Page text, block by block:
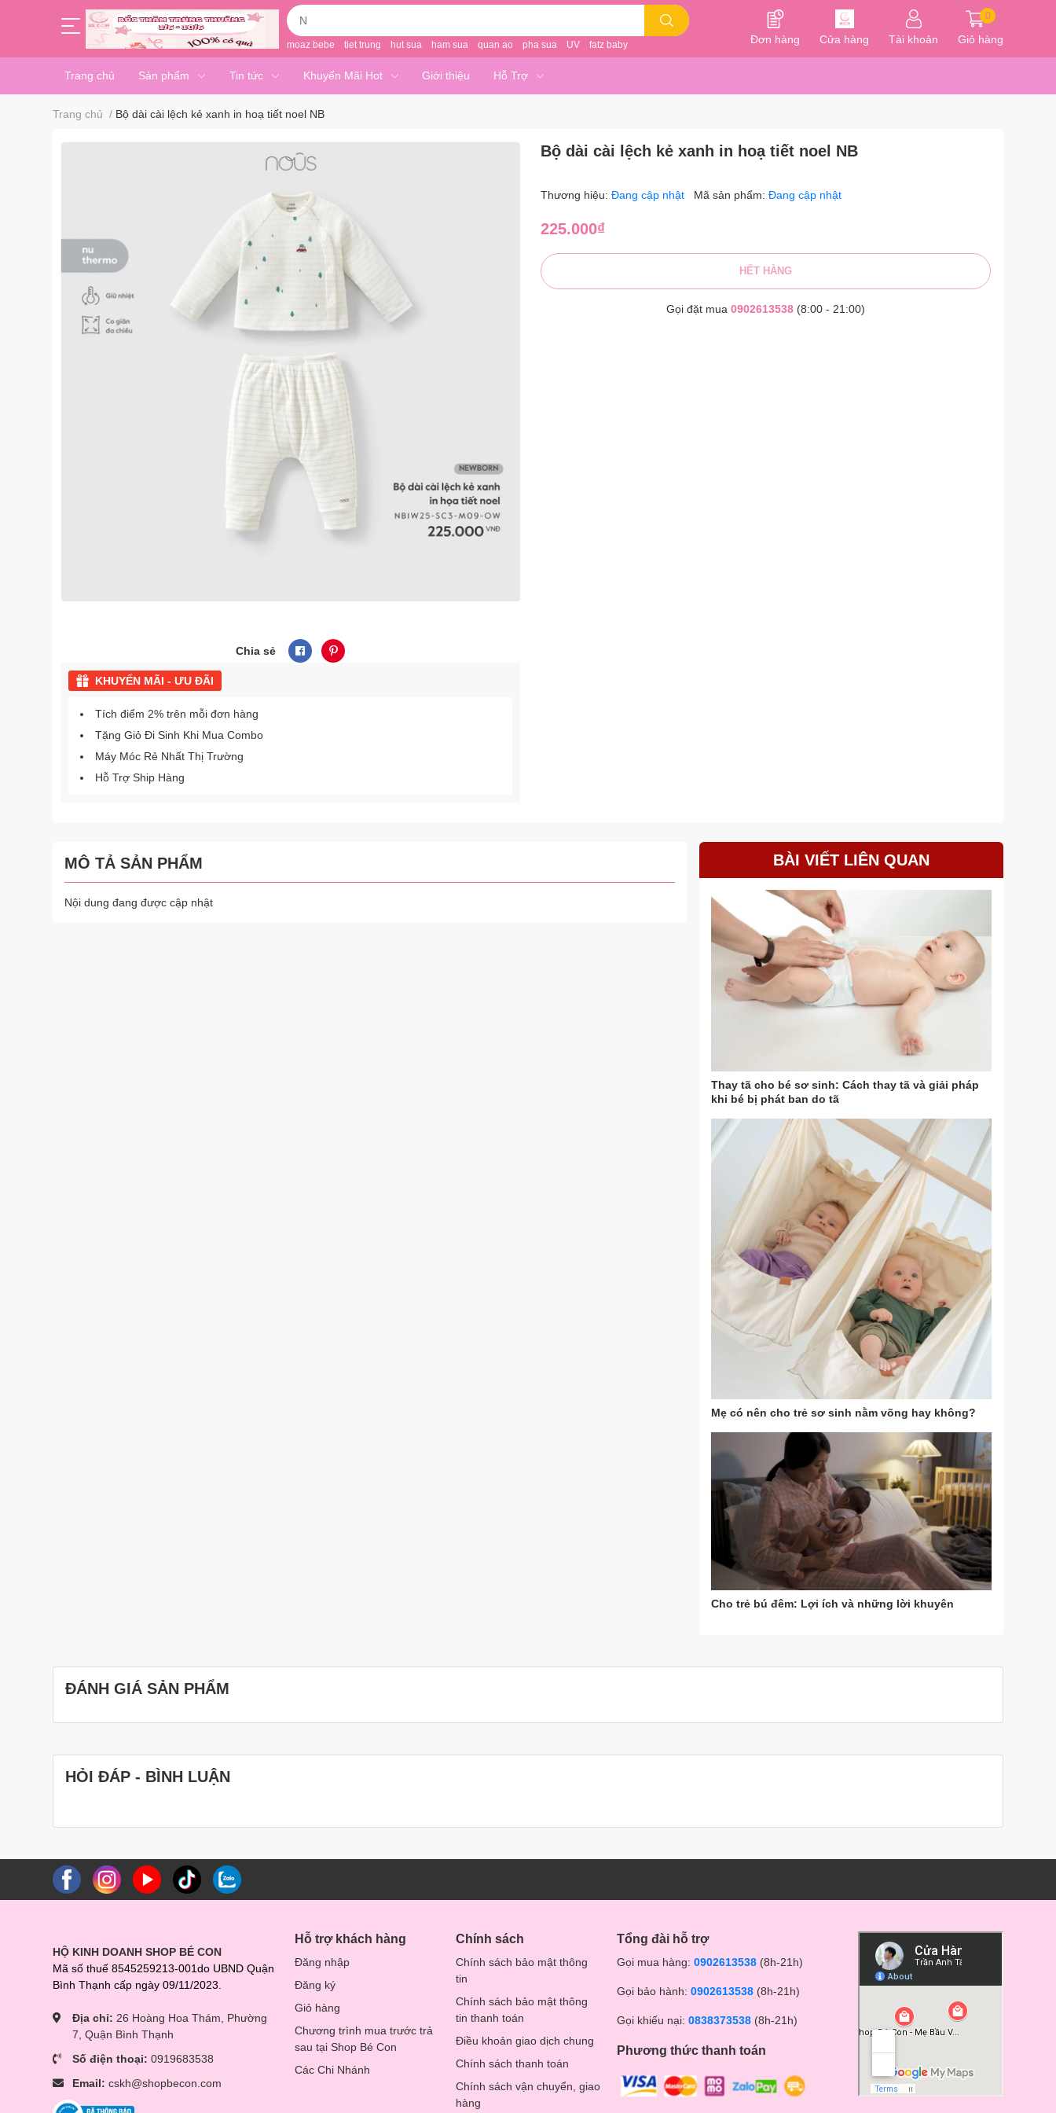
moaz bebe tiet trung hut sua ham sua quan ao pha sua UV fatz baby Đơn hàng Cửa hàng Tài khoản
0
Giỏ hàng
Trang chủ Sản phẩm Tin tức Khuyến Mãi Hot Giới thiệu Hỗ Trợ
Trang chủ / Bộ dài cài lệch kẻ xanh in hoạ tiết noel NB
Chia sẻ
KHUYẾN MÃI - ƯU ĐÃI
Tích điểm 2% trên mỗi đơn hàng
Tặng Giỏ Đi Sinh Khi Mua Combo
Máy Móc Rẻ Nhất Thị Trường
Hỗ Trợ Ship Hàng
Bộ dài cài lệch kẻ xanh in hoạ tiết noel NB
Thương hiệu: Đang cập nhật Mã sản phẩm: Đang cập nhật
225.000₫
HẾT HÀNG
Gọi đặt mua 0902613538 (8:00 - 21:00)
MÔ TẢ SẢN PHẨM
Nội dung đang được cập nhật
BÀI VIẾT LIÊN QUAN
Thay tã cho bé sơ sinh: Cách thay tã và giải pháp
khi bé bị phát ban do tã
Mẹ có nên cho trẻ sơ sinh nằm võng hay không?
Cho trẻ bú đêm: Lợi ích và những lời khuyên
ĐÁNH GIÁ SẢN PHẨM
HỎI ĐÁP - BÌNH LUẬN
HỘ KINH DOANH SHOP BÉ CON
Mã số thuế 8545259213-001do UBND Quận
Bình Thạnh cấp ngày 09/11/2023.
Địa chỉ: 26 Hoàng Hoa Thám, Phường
7, Quận Bình Thạnh
Số điện thoại: 0919683538
Email: cskh@shopbecon.com
Hỗ trợ khách hàng
Đăng nhập
Đăng ký
Giỏ hàng
Chương trình mua trước trả
sau tại Shop Bé Con
Các Chi Nhánh
Chính sách
Chính sách bảo mật thông
tin
Chính sách bảo mật thông
tin thanh toán
Điều khoản giao dịch chung
Chính sách thanh toán
Chính sách vận chuyển, giao
hàng
Tổng đài hỗ trợ
Gọi mua hàng: 0902613538 (8h-21h)
Gọi bảo hành: 0902613538 (8h-21h)
Gọi khiếu nại: 0838373538 (8h-21h)
Phương thức thanh toán